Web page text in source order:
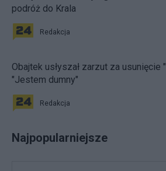
podróż do Krala
Redakcja
Obajtek usłyszał zarzut za usunięcie
"Jestem dumny"
Redakcja
Najpopularniejsze